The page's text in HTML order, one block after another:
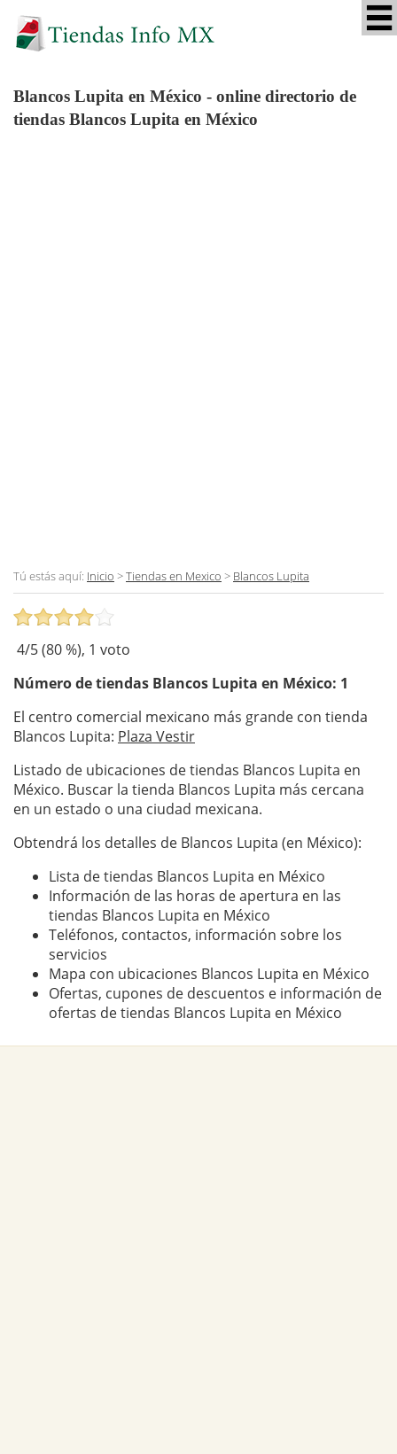
Blancos Lupita en México - online directorio de
tiendas Blancos Lupita en México
Tú estás aquí: Inicio >Tiendas en Mexico > Blancos Lupita
4/5 (80%), 1 voto
Número de tiendas Blancos Lupita en México: 1
El centro comercial mexicano más grande con tienda
Blancos Lupita: Plaza Vestir
Listado de ubicaciones de tiendas Blancos Lupita en
México. Buscar la tienda Blancos Lupita más cercana
en un estado o una ciudad mexicana.
Obtendrá los detalles de Blancos Lupita (en México):
Lista de tiendas Blancos Lupita en México
Información de las horas de apertura en las
tiendas Blancos Lupita en México
Teléfonos, contactos, información sobre los
servicios
Mapa con ubicaciones Blancos Lupita en México
Ofertas, cupones de descuentos e información de
ofertas de tiendas Blancos Lupita en México